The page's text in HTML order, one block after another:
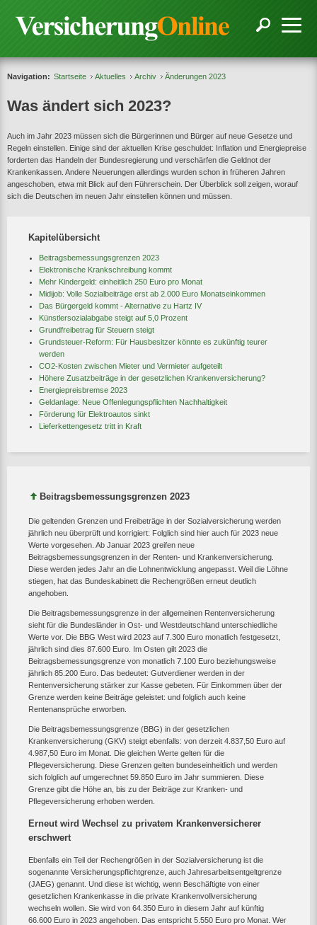
Navigation: Startseite Aktuelles Archiv Änderungen 2023
Was ändert sich 2023?
Auch im Jahr 2023 müssen sich die Bürgerinnen und Bürger auf neue Gesetze und
Regeln einstellen. Einige sind der aktuellen Krise geschuldet: Inflation und Energiepreise
forderten das Handeln der Bundesregierung und verschärfen die Geldnot der
Krankenkassen. Andere Neuerungen allerdings wurden schon in früheren Jahren
angeschoben, etwa mit Blick auf den Führerschein. Der Überblick soll zeigen, worauf
sich die Deutschen im neuen Jahr einstellen können und müssen.
Kapitelübersicht
Beitragsbemessungsgrenzen 2023
Elektronische Krankschreibung kommt
Mehr Kindergeld: einheitlich 250 Euro pro Monat
Midijob: Volle Sozialbeiträge erst ab 2.000 Euro Monatseinkommen
Das Bürgergeld kommt - Alternative zu Hartz IV
Künstlersozialabgabe steigt auf 5,0 Prozent
Grundfreibetrag für Steuern steigt
Grundsteuer-Reform: Für Hausbesitzer könnte es zukünftig teurer
werden
CO2-Kosten zwischen Mieter und Vermieter aufgeteilt
Höhere Zusatzbeiträge in der gesetzlichen Krankenversicherung?
Energiepreisbremse 2023
Geldanlage: Neue Offenlegungspflichten Nachhaltigkeit
Förderung für Elektroautos sinkt
Lieferkettengesetz tritt in Kraft
Beitragsbemessungsgrenzen 2023
Die geltenden Grenzen und Freibeträge in der Sozialversicherung werden
jährlich neu überprüft und korrigiert: Folglich sind hier auch für 2023 neue
Werte vorgesehen. Ab Januar 2023 greifen neue
Beitragsbemessungsgrenzen in der Renten- und Krankenversicherung.
Diese werden jedes Jahr an die Lohnentwicklung angepasst. Weil die Löhne
stiegen, hat das Bundeskabinett die Rechengrößen erneut deutlich
angehoben.
Die Beitragsbemessungsgrenze in der allgemeinen Rentenversicherung
sieht für die Bundesländer in Ost- und Westdeutschland unterschiedliche
Werte vor. Die BBG West wird 2023 auf 7.300 Euro monatlich festgesetzt,
jährlich sind dies 87.600 Euro. Im Osten gilt 2023 die
Beitragsbemessungsgrenze von monatlich 7.100 Euro beziehungsweise
jährlich 85.200 Euro. Das bedeutet: Gutverdiener werden in der
Rentenversicherung stärker zur Kasse gebeten. Für Einkommen über der
Grenze werden keine Beiträge geleistet: und folglich auch keine
Rentenansprüche erworben.
Die Beitragsbemessungsgrenze (BBG) in der gesetzlichen
Krankenversicherung (GKV) steigt ebenfalls: von derzeit 4.837,50 Euro auf
4.987,50 Euro im Monat. Die gleichen Werte gelten für die
Pflegeversicherung. Diese Grenzen gelten bundeseinheitlich und werden
sich folglich auf umgerechnet 59.850 Euro im Jahr summieren. Diese
Grenze gibt die Höhe an, bis zu der Beiträge zur Kranken- und
Pflegeversicherung erhoben werden.
Erneut wird Wechsel zu privatem Krankenversicherer
erschwert
Ebenfalls ein Teil der Rechengrößen in der Sozialversicherung ist die
sogenannte Versicherungspflichtgrenze, auch Jahresarbeitsentgeltgrenze
(JAEG) genannt. Und diese ist wichtig, wenn Beschäftigte von einer
gesetzlichen Krankenkasse in die private Krankenvollversicherung
wechseln wollen. Sie wird von 64.350 Euro in diesem Jahr auf künftig
66.600 Euro in 2023 angehoben. Das entspricht 5.550 Euro pro Monat. Wer